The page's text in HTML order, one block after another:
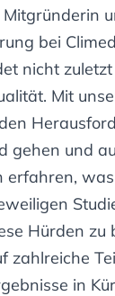
bei
nicht
Mit
gehen und
erfahren,
Hürden zu
zahlreiche
in